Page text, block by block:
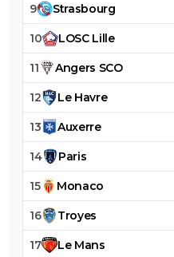
9 Strasbourg
10 LOSC Lille
11 Angers SCO
12 Le Havre
13 Auxerre
14 Paris
15 Monaco
16 Troyes
17 Le Mans